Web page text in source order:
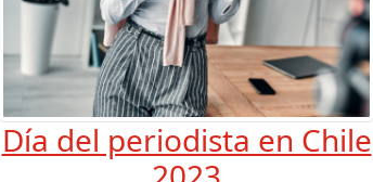
Día del periodista en Chile